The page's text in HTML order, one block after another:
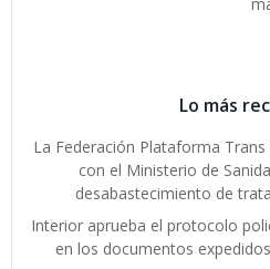
Lo más
La Federación Plataforma
con el Ministerio de
desabastecimiento de
Interior aprueba el protocolo
en los documentos